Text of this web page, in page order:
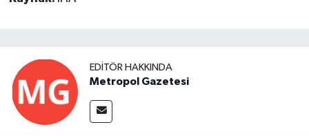
EDITÖR HAKKINDA
Metropol Gazetesi